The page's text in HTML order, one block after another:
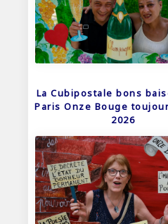
La Cubipostale bons
Paris Onze Bouge
2026